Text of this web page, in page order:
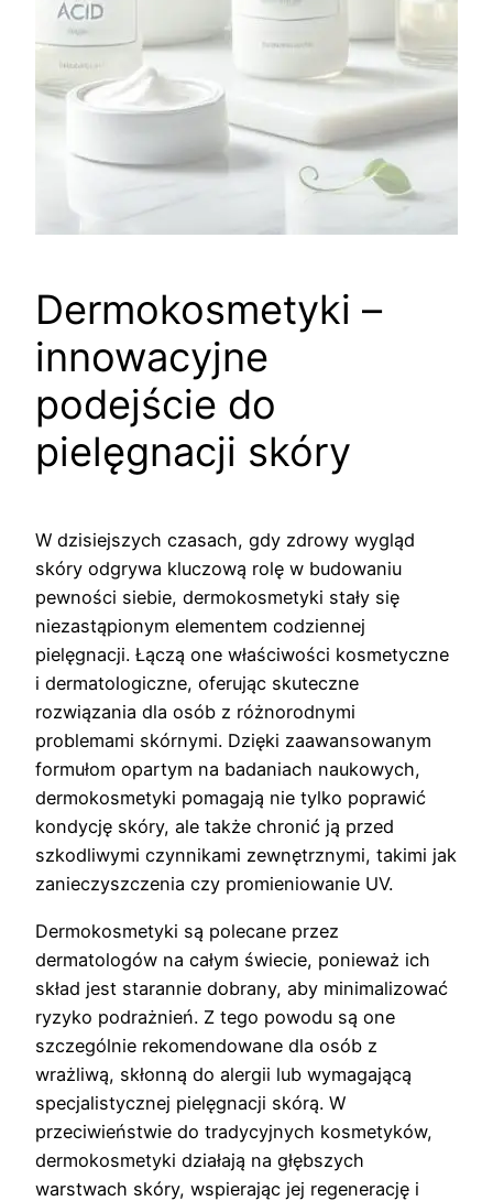
Dermokosmetyki –
innowacyjne
podejście do
pielęgnacji skóry
W dzisiejszych czasach, gdy zdrowy wygląd
skóry odgrywa kluczową rolę w budowaniu
pewności siebie, dermokosmetyki stały się
niezastąpionym elementem codziennej
pielęgnacji. Łączą one właściwości kosmetyczne
i dermatologiczne, oferując skuteczne
rozwiązania dla osób z różnorodnymi
problemami skórnymi. Dzięki zaawansowanym
formułom opartym na badaniach naukowych,
dermokosmetyki pomagają nie tylko poprawić
kondycję skóry, ale także chronić ją przed
szkodliwymi czynnikami zewnętrznymi, takimi jak
zanieczyszczenia czy promieniowanie UV.
Dermokosmetyki są polecane przez
dermatologów na całym świecie, ponieważ ich
skład jest starannie dobrany, aby minimalizować
ryzyko podrażnień. Z tego powodu są one
szczególnie rekomendowane dla osób z
wrażliwą, skłonną do alergii lub wymagającą
specjalistycznej pielęgnacji skórą. W
przeciwieństwie do tradycyjnych kosmetyków,
dermokosmetyki działają na głębszych
warstwach skóry, wspierając jej regenerację i